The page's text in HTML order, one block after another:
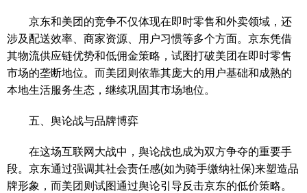
京东和美团的竞争不仅体现在即时零售和外卖领域，还
涉及配送效率、商家资源、用户习惯等多个方面。京东凭借
其物流供应链优势和低佣金策略，试图打破美团在即时零售
市场的垄断地位。而美团则依靠其庞大的用户基础和成熟的
本地生活服务生态，继续巩固其市场地位。
五、舆论战与品牌博弈
在这场互联网大战中，舆论战也成为双方争夺的重要手
段。京东通过强调其社会责任感(如为骑手缴纳社保)来塑造品
牌形象，而美团则试图通过舆论引导反击京东的低价策略。